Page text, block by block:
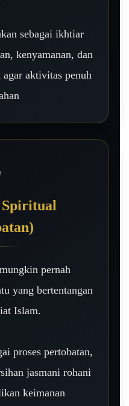
sebagai ikhtiar
kenyamanan, dan
agar aktivitas penuh
Spiritual
pernah
yang bertentangan
Islam.
proses pertobatan,
jasmani rohani
keimanan